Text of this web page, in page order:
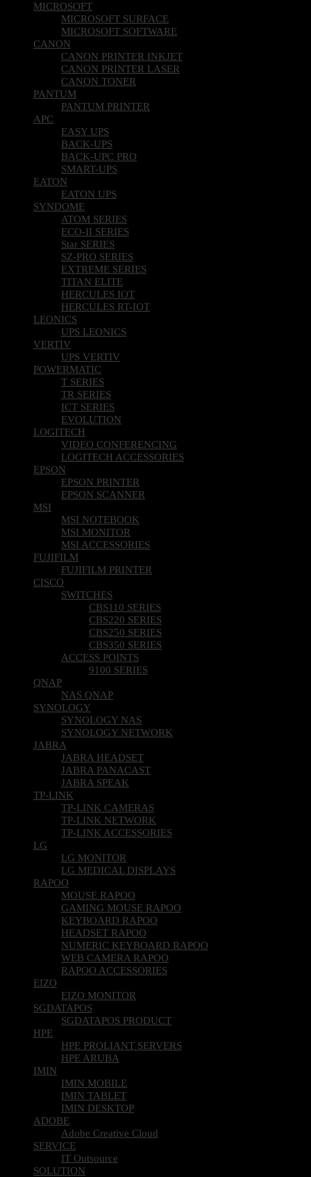
MICROSOFT
MICROSOFT SURFACE
MICROSOFT SOFTWARE
CANON
CANON PRINTER INKJET
CANON PRINTER LASER
CANON TONER
PANTUM
PANTUM PRINTER
APC
EASY UPS
BACK-UPS
BACK-UPC PRO
SMART-UPS
EATON
EATON UPS
SYNDOME
ATOM SERIES
ECO-II SERIES
Star SERIES
SZ-PRO SERIES
EXTREME SERIES
TITAN ELITE
HERCULES IOT
HERCULES RT-IOT
LEONICS
UPS LEONICS
VERTIV
UPS VERTIV
POWERMATIC
T SERIES
TR SERIES
ICT SERIES
EVOLUTION
LOGITECH
VIDEO CONFERENCING
LOGITECH ACCESSORIES
EPSON
EPSON PRINTER
EPSON SCANNER
MSI
MSI NOTEBOOK
MSI MONITOR
MSI ACCESSORIES
FUJIFILM
FUJIFILM PRINTER
CISCO
SWITCHES
CBS110 SERIES
CBS220 SERIES
CBS250 SERIES
CBS350 SERIES
ACCESS POINTS
9100 SERIES
QNAP
NAS QNAP
SYNOLOGY
SYNOLOGY NAS
SYNOLOGY NETWORK
JABRA
JABRA HEADSET
JABRA PANACAST
JABRA SPEAK
TP-LINK
TP-LINK CAMERAS
TP-LINK NETWORK
TP-LINK ACCESSORIES
LG
LG MONITOR
LG MEDICAL DISPLAYS
RAPOO
MOUSE RAPOO
GAMING MOUSE RAPOO
KEYBOARD RAPOO
HEADSET RAPOO
NUMERIC KEYBOARD RAPOO
WEB CAMERA RAPOO
RAPOO ACCESSORIES
EIZO
EIZO MONITOR
SGDATAPOS
SGDATAPOS PRODUCT
HPE
HPE PROLIANT SERVERS
HPE ARUBA
IMIN
IMIN MOBILE
IMIN TABLET
IMIN DESKTOP
ADOBE
Adobe Creative Cloud
SERVICE
IT Outsource
SOLUTION